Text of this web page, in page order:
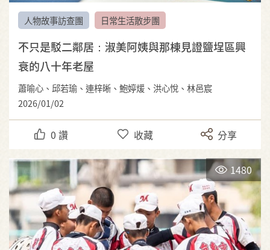
人物故事訪查團 日常生活散步團
不只是駁二鄰居：淑美阿姨與那棟見證鹽埕區興
衰的八十年老屋
蕭喻心、邱若瑜、連梓晰、鮑婷煖、洪心悅、林邑宸
2026/01/02
0 讚 收藏 分享
1480